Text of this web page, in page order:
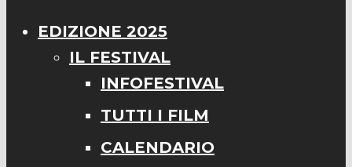
EDIZIONE 2025
IL FESTIVAL
INFOFESTIVAL
TUTTI I FILM
CALENDARIO